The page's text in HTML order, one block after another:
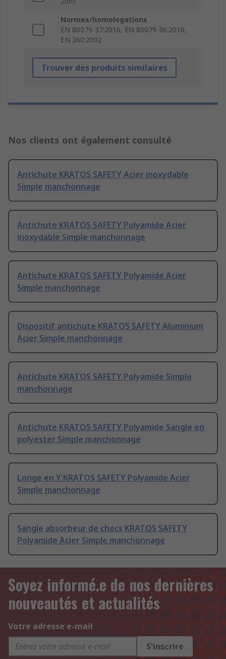
Normes/homologations
EN 80079-37:2016, EN 80079-36:2016,
EN 360:2002
Trouver des produits similaires
Nos clients ont également consulté
Antichute KRATOS SAFETY Acier inoxydable
Simple manchonnage
Antichute KRATOS SAFETY Polyamide Acier
inoxydable Simple manchonnage
Antichute KRATOS SAFETY Polyamide Acier
Simple manchonnage
Dispositif antichute KRATOS SAFETY Aluminium
Acier Simple manchonnage
Antichute KRATOS SAFETY Polyamide Simple
manchonnage
Antichute KRATOS SAFETY Polyamide Sangle en
polyester Simple manchonnage
Longe en Y KRATOS SAFETY Polyamide Acier
Simple manchonnage
Sangle absorbeur de chocs KRATOS SAFETY
Polyamide Acier Simple manchonnage
Soyez informé.e de nos dernières
nouveautés et actualités
Votre adresse e-mail
S'inscrire